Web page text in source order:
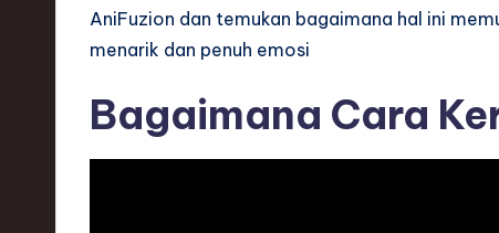
AniFuzion dan temukan bagaimana hal ini
menarik dan penuh emosi
Bagaimana Cara